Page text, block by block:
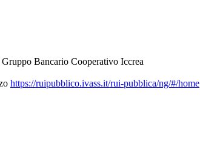
Bancario Cooperativo Iccrea
https://ruipubblico.ivass.it/rui-pubblica/ng/#/home